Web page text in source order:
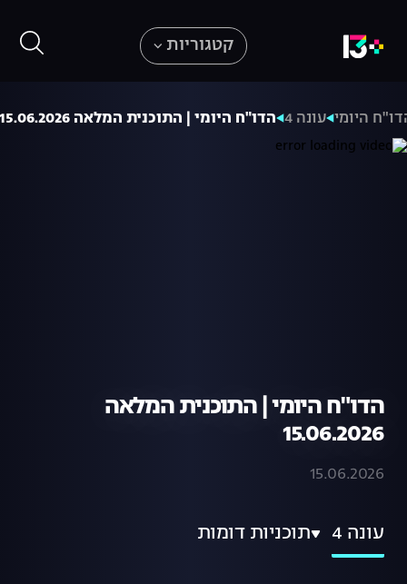
קטגוריות
היומי עונה 4 הדו"ח היומי | התוכנית המלאה 15.06.2026
הדו"ח היומי | התוכנית המלאה
15.06.2026
15.06.2026
עונה 4 תוכניות דומות